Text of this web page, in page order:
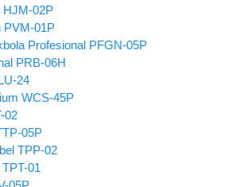
HJM-02P
PVM-01P
Profesional PFGN-05P
PRB-06H
24
WCS-45P
02
05P
TPP-02
01